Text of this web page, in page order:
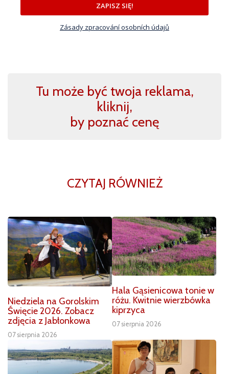
ZAPISZ SIĘ!
Zásady zpracování osobních údajů
Tu może być twoja reklama,
kliknij,
by poznać cenę
CZYTAJ RÓWNIEŻ
Niedziela na Gorolskim
Święcie 2026. Zobacz
zdjęcia z Jabłonkowa
07 sierpnia 2026
Hala Gąsienicowa tonie w
różu. Kwitnie wierzbówka
kiprzyca
07 sierpnia 2026